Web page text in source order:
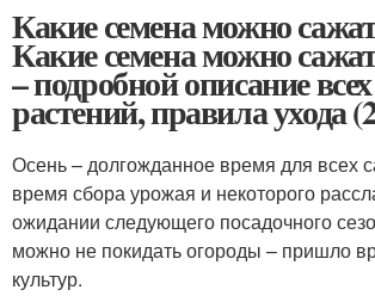
Какие семена можно
Какие семена можно
– подробной описание
растений, правила ухода
Осень – долгожданное время для всех
время сбора урожая и некоторого
ожидании следующего посадочного
можно не покидать огороды – пришло
культур.